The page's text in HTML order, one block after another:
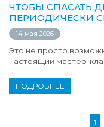
ЧТОБЫ СПАСАТЬ
ПЕРИОДИЧЕСКИ
14 мая 2026
Это не просто
настоящий мастер-
ПОДРОБНЕЕ
1